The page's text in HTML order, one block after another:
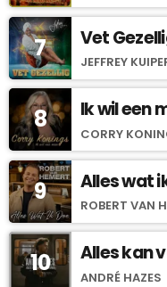
7 Vet
JEFFREY
8 Ik wil een
CORRY
9 Alles wat
ROBERT VAN
10 Alles kan
ANDRÉ HAZES